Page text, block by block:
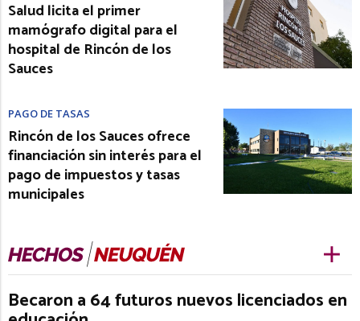
Salud licita el primer
mamógrafo digital para el
hospital de Rincón de los
Sauces
PAGO DE TASAS
Rincón de los Sauces ofrece
financiación sin interés para el
pago de impuestos y tasas
municipales
Becaron a 64 futuros nuevos licenciados en